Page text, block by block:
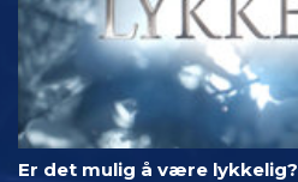
Er det mulig å være lykkelig?